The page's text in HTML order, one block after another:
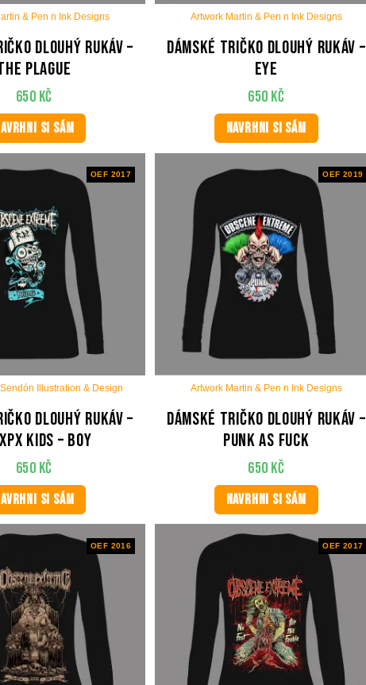
& Pen n Ink Designs
dlouhý rukáv –
plague
650 Kč
SI SÁM
Artwork Martin & Pen n Ink Designs
Dámské tričko dlouhý rukáv –
Eye
650 Kč
NAVRHNI SI SÁM
OEF 2017
Illustration & Design
dlouhý rukáv –
Kids – Boy
650 Kč
SI SÁM
OEF 2019
Artwork Martin & Pen n Ink Designs
Dámské tričko dlouhý rukáv –
Punk As Fuck
650 Kč
NAVRHNI SI SÁM
OEF 2016 OEF 2017